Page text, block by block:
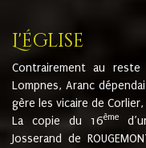
L'église
Contrairement au
Lompnes, Aranc
gère les vicaire de
La copie du 16ème
Josserand de